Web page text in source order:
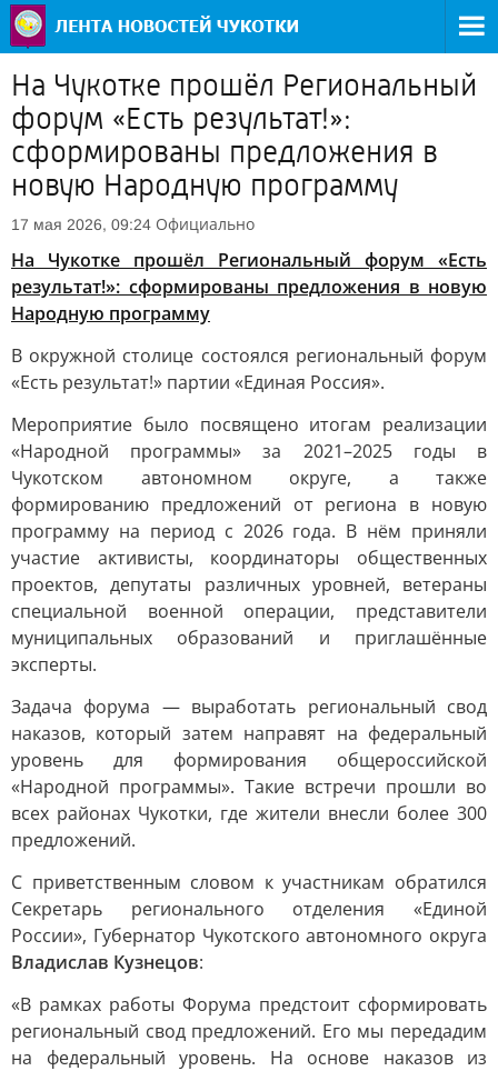
На Чукотке прошёл Региональный
форум «Есть результат!»:
сформированы предложения в
новую Народную программу
17 мая 2026, 09:24 Официально
На Чукотке прошёл Региональный форум «Есть
результат!»: сформированы предложения в новую
Народную программу
В окружной столице состоялся региональный форум
«Есть результат!» партии «Единая Россия».
Мероприятие было посвящено итогам реализации
«Народной программы» за 2021–2025 годы в
Чукотском автономном округе, а также
формированию предложений от региона в новую
программу на период с 2026 года. В нём приняли
участие активисты, координаторы общественных
проектов, депутаты различных уровней, ветераны
специальной военной операции, представители
муниципальных образований и приглашённые
эксперты.
Задача форума — выработать региональный свод
наказов, который затем направят на федеральный
уровень для формирования общероссийской
«Народной программы». Такие встречи прошли во
всех районах Чукотки, где жители внесли более 300
предложений.
С приветственным словом к участникам обратился
Секретарь регионального отделения «Единой
России», Губернатор Чукотского автономного округа
Владислав Кузнецов:
«В рамках работы Форума предстоит сформировать
региональный свод предложений. Его мы передадим
на федеральный уровень. На основе наказов из